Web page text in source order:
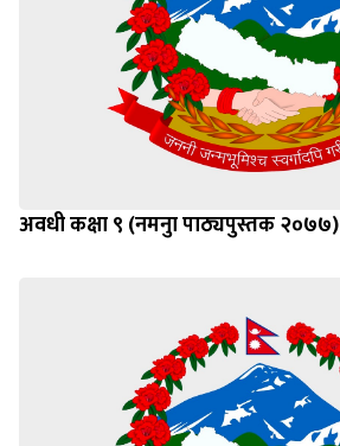
अवधी कक्षा ९ (नमनुा पाठ्यपुस्तक २०७७)